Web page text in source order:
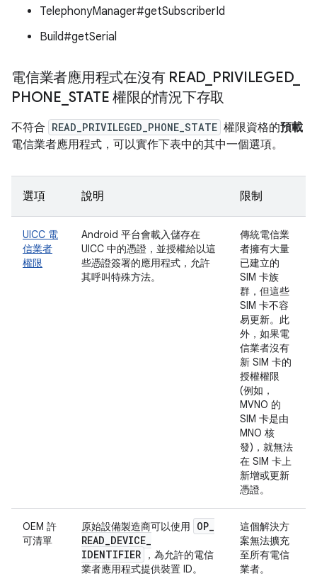
TelephonyManager#getSubscriberId
Build#getSerial
電信業者應用程式在沒有 READ PRIVILEGED_
PHONE STATE 權限的情況下存取
不符合 READ_PRIVILEGED_PHONE_STATE 權限資格的預載
電信業者應用程式，可以實作下表中的其中一個選項。
選項 說明 限制
UICC 電
信業者
權限
Android 平台會載入儲存在
UICC 中的憑證，並授權給以這
些憑證簽署的應用程式，允許
其呼叫特殊方法。
傳統電信業
者擁有大量
已建立的
SIM 卡族
群，但這些
SIM 卡不容
易更新。此
外，如果電
信業者沒有
新 SIM 卡的
授權權限
(例如，
MVNO 的
SIM 卡是由
MNO 核
發)，就無法
在 SIM 卡上
新增或更新
憑證。
OEM 許
可清單
原始設備製造商可以使用 OP_
READ_DEVICE_
IDENTIFIER
，為允許的電信
業者應用程式提供裝置 ID。
這個解決方
案無法擴充
至所有電信
業者。